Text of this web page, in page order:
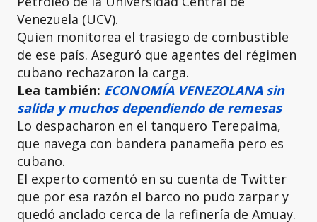
Venezuela (UCV).
Quien monitorea el trasiego de combustible
de ese país. Aseguró que agentes del régimen
cubano rechazaron la carga.
Lea también: ECONOMÍA VENEZOLANA sin
salida y muchos dependiendo de remesas
Lo despacharon en el tanquero Terepaima,
que navega con bandera panameña pero es
cubano.
El experto comentó en su cuenta de Twitter
que por esa razón el barco no pudo zarpar y
quedó anclado cerca de la refinería de Amuay.